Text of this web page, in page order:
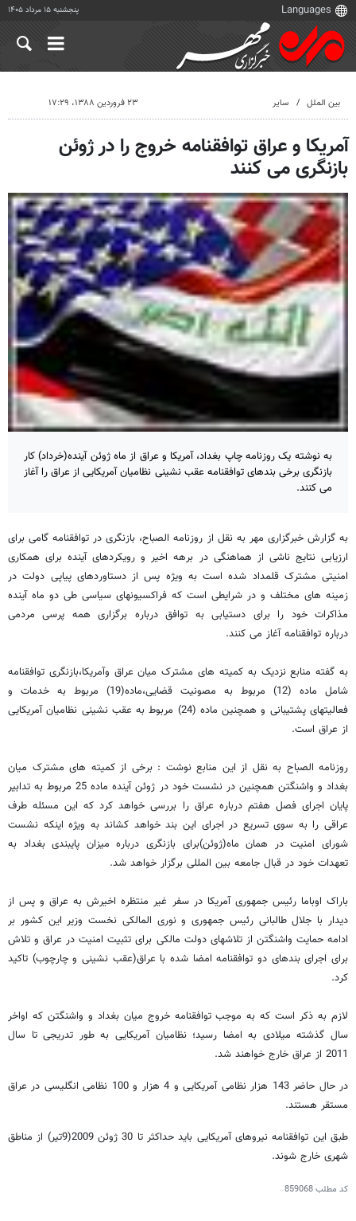
پنجشنبه ۱۵ مرداد ۱۴۰۵
بین الملل سایر ۲۳ فروردین ۱۳۸۸، ۱۷:۲۹
آمریکا و عراق توافقنامه خروج را در ژوئن
بازنگری می کنند
به نوشته یک روزنامه چاپ بغداد، آمریکا و عراق از ماه ژوئن آینده(خرداد) کار
بازنگری برخی بندهای توافقنامه عقب نشینی نظامیان آمریکایی از عراق را آغاز
می کنند.
به گزارش خبرگزاری مهر به نقل از روزنامه الصباح، بازنگری در توافقنامه گامی برای
ارزیابی نتایج ناشی از هماهنگی در برهه اخیر و رویکردهای آینده برای همکاری
امنیتی مشترک قلمداد شده است به ویژه پس از دستاوردهای پیاپی دولت در
زمینه های مختلف و در شرایطی است که فراکسیونهای سیاسی طی دو ماه آینده
مذاکرات خود را برای دستیابی به توافق درباره برگزاری همه پرسی مردمی
درباره توافقنامه آغاز می کنند.
به گفته منابع نزدیک به کمیته های مشترک میان عراق وآمریکا،بازنگری توافقنامه
شامل ماده (12) مربوط به مصونیت قضایی،ماده(19) مربوط به خدمات و
فعالیتهای پشتیبانی و همچنین ماده (24) مربوط به عقب نشینی نظامیان آمریکایی
از عراق است.
روزنامه الصباح به نقل از این منابع نوشت : برخی از کمیته های مشترک میان
بغداد و واشنگتن همچنین در نشست خود در ژوئن آینده ماده 25 مربوط به تدابیر
پایان اجرای فصل هفتم درباره عراق را بررسی خواهد کرد که این مسئله طرف
عراقی را به سوی تسریع در اجرای این بند خواهد کشاند به ویژه اینکه نشست
شورای امنیت در همان ماه(ژوئن)برای بازنگری درباره میزان پایبندی بغداد به
تعهدات خود در قبال جامعه بین المللی برگزار خواهد شد.
باراک اوباما رئیس جمهوری آمریکا در سفر غیر منتظره اخیرش به عراق و پس از
دیدار با جلال طالبانی رئیس جمهوری و نوری المالکی نخست وزیر این کشور بر
ادامه حمایت واشنگتن از تلاشهای دولت مالکی برای تثبیت امنیت در عراق و تلاش
برای اجرای بندهای دو توافقنامه امضا شده با عراق(عقب نشینی و چارچوب) تاکید
کرد.
لازم به ذکر است که به موجب توافقنامه خروج میان بغداد و واشنگتن که اواخر
سال گذشته میلادی به امضا رسید؛ نظامیان آمریکایی به طور تدریجی تا سال
2011 از عراق خارج خواهند شد.
در حال حاضر 143 هزار نظامی آمریکایی و 4 هزار و 100 نظامی انگلیسی در عراق
مستقر هستند.
طبق این توافقنامه نیروهای آمریکایی باید حداکثر تا 30 ژوئن 2009(9تیر) از مناطق
شهری خارج شوند.
کد مطلب859068